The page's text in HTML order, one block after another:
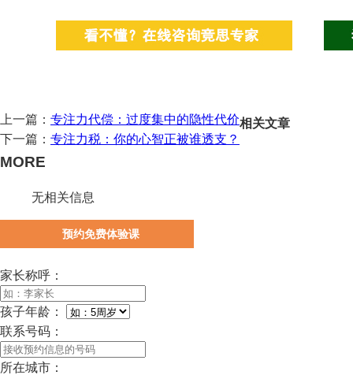
上一篇： 专注力代偿：过度集中的隐性代价
下一篇： 专注力税：你的心智正被谁透支？
相关文章
MORE
无相关信息
预约免费体验课
家长称呼：
孩子年龄：
联系号码：
所在城市：